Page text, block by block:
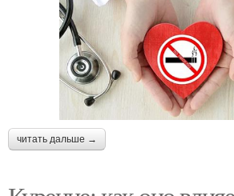
читать дальше →